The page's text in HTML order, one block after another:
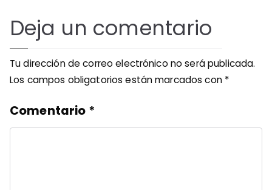
Deja un comentario
Tu dirección de correo electrónico no será publicada.
Los campos obligatorios están marcados con *
Comentario *